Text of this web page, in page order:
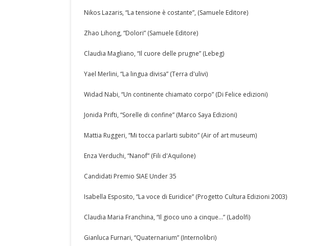
Nikos Lazaris, “La tensione è costante”, (Samuele Editore)
Zhao Lihong, “Dolori” (Samuele Editore)
Claudia Magliano, “Il cuore delle prugne” (Lebeg)
Yael Merlini, “La lingua divisa” (Terra d'ulivi)
Widad Nabi, “Un continente chiamato corpo” (Di Felice edizioni)
Jonida Prifti, “Sorelle di confine” (Marco Saya Edizioni)
Mattia Ruggeri, “Mi tocca parlarti subito” (Air of art museum)
Enza Verduchi, “Nanof” (Fili d'Aquilone)
Candidati Premio SIAE Under 35
Isabella Esposito, “La voce di Euridice” (Progetto Cultura Edizioni 2003)
Claudia Maria Franchina, “Il gioco uno a cinque…” (Ladolfi)
Gianluca Furnari, “Quaternarium” (Internolibri)